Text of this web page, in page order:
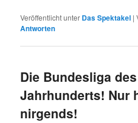
Veröffentlicht unter Das Spektakel |
Antworten
Die Bundesliga des
Jahrhunderts! Nur
nirgends!